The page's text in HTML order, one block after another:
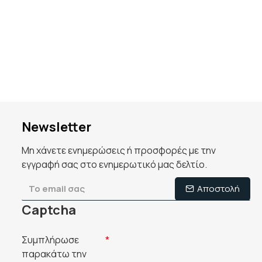
Newsletter
Μη χάνετε ενημερώσεις ή προσφορές με την
εγγραφή σας στο ενημερωτικό μας δελτίο.
Αποστολή
Captcha
Συμπλήρωσε
παρακάτω την